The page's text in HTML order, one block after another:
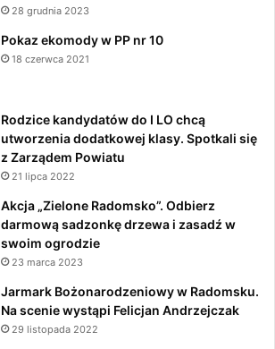
28 grudnia 2023
Pokaz ekomody w PP nr 10
18 czerwca 2021
Rodzice kandydatów do I LO chcą
utworzenia dodatkowej klasy. Spotkali się
z Zarządem Powiatu
21 lipca 2022
Akcja „Zielone Radomsko”. Odbierz
darmową sadzonkę drzewa i zasadź w
swoim ogrodzie
23 marca 2023
Jarmark Bożonarodzeniowy w Radomsku.
Na scenie wystąpi Felicjan Andrzejczak
29 listopada 2022